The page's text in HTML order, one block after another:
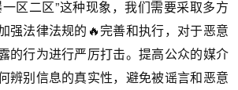
区二区”这种现象，我们需要采取多方
强法律法规的🔥完善和执行，对于恶意
的行为进行严厉打击。提高公众的媒介
辨别信息的真实性，避免被谣言和恶意